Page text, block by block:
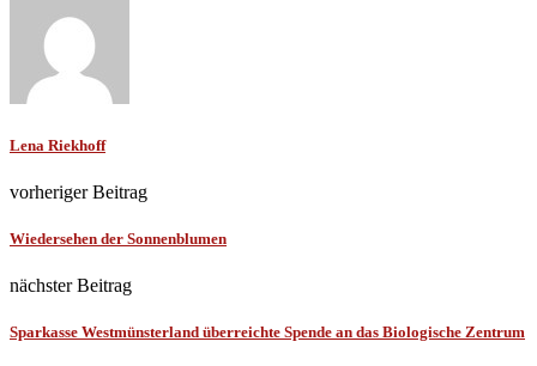
Lena Riekhoff
vorheriger Beitrag
Wiedersehen der Sonnenblumen
nächster Beitrag
Sparkasse Westmünsterland überreichte Spende an das Biologische Zentrum